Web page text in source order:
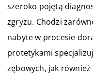
szeroko pojętą
zgryzu. Chodzi
nabyte w procesie
protetykami
zębowych, jak